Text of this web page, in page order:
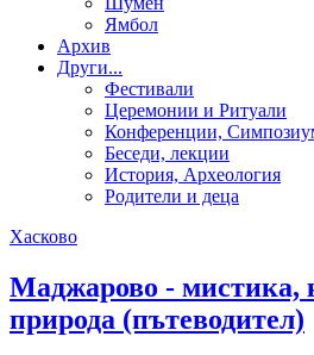
Ямбол
Aрхив
Други...
Фестивали
Церемонии и Ритуали
Конференции,
Беседи, лекции
История, Археология
Родители и деца
Хасково
Маджарово - мистика,
природа (пътеводител)